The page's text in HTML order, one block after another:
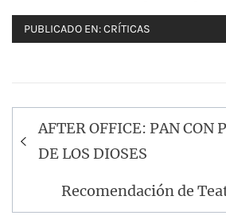
PUBLICADO EN:CRÍTICAS
Navegación
de
AFTER OFFICE: PAN CON
DE LOS DIOSES
Recomendación de